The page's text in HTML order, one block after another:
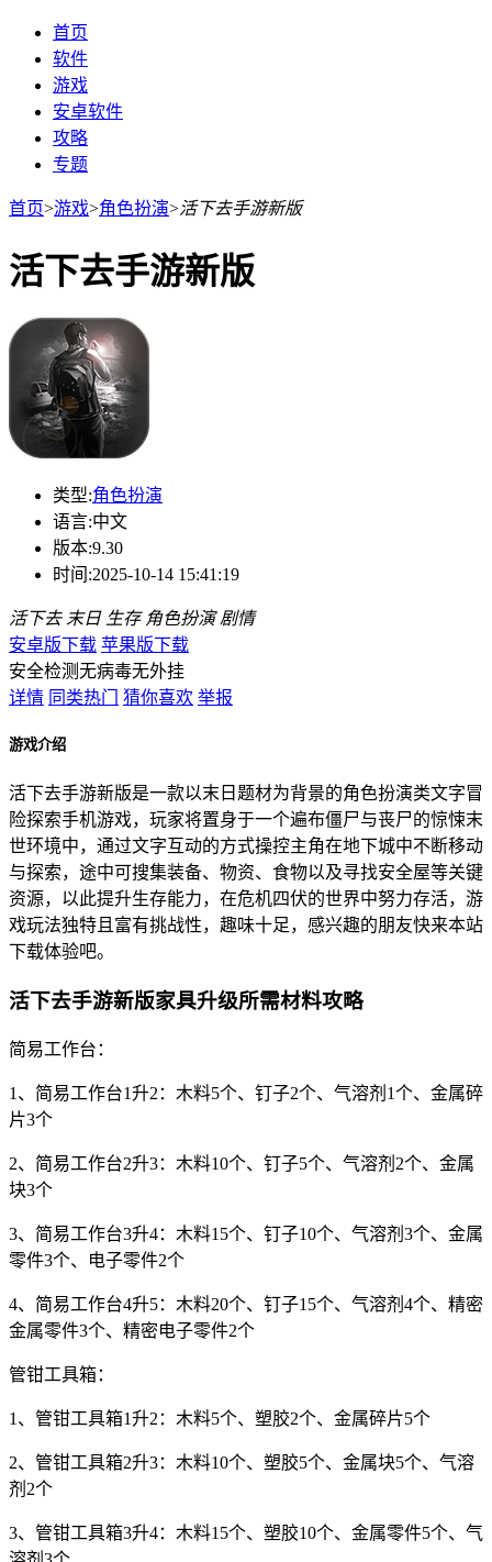
首页
软件
游戏
安卓软件
攻略
专题
首页>游戏>角色扮演>活下去手游新版
活下去手游新版
类型:角色扮演
语言:中文
版本:9.30
时间:2025-10-14 15:41:19
活下去 末日 生存 角色扮演 剧情
安卓版下载 苹果版下载
安全检测无病毒无外挂
详情 同类热门 猜你喜欢 举报
游戏介绍
活下去手游新版是一款以末日题材为背景的角色扮演类文字冒
险探索手机游戏，玩家将置身于一个遍布僵尸与丧尸的惊悚末
世环境中，通过文字互动的方式操控主角在地下城中不断移动
与探索，途中可搜集装备、物资、食物以及寻找安全屋等关键
资源，以此提升生存能力，在危机四伏的世界中努力存活，游
戏玩法独特且富有挑战性，趣味十足，感兴趣的朋友快来本站
下载体验吧。
活下去手游新版家具升级所需材料攻略
简易工作台：
1、简易工作台1升2：木料5个、钉子2个、气溶剂1个、金属碎
片3个
2、简易工作台2升3：木料10个、钉子5个、气溶剂2个、金属
块3个
3、简易工作台3升4：木料15个、钉子10个、气溶剂3个、金属
零件3个、电子零件2个
4、简易工作台4升5：木料20个、钉子15个、气溶剂4个、精密
金属零件3个、精密电子零件2个
管钳工具箱：
1、管钳工具箱1升2：木料5个、塑胶2个、金属碎片5个
2、管钳工具箱2升3：木料10个、塑胶5个、金属块5个、气溶
剂2个
3、管钳工具箱3升4：木料15个、塑胶10个、金属零件5个、气